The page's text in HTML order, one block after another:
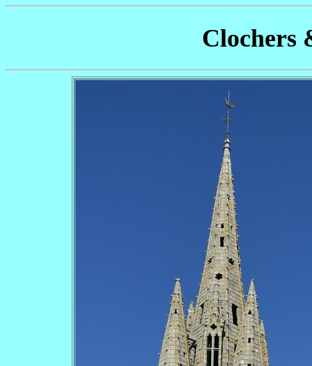
Clochers